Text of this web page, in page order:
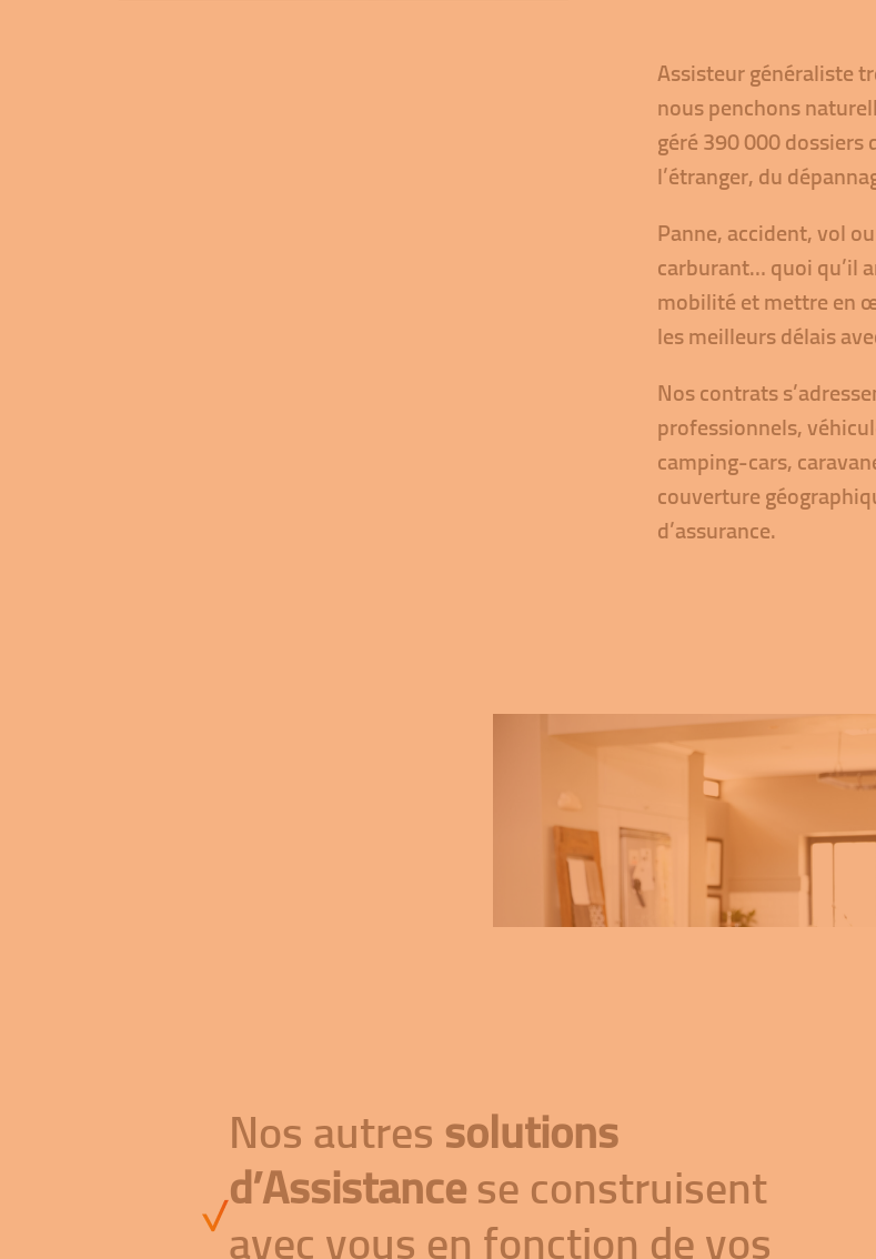
Assisteur généraliste
nous penchons
géré 390 000 dossiers
l’étranger, du
Panne, accident, vol
carburant… quoi qu’il
mobilité et mettre en
les meilleurs délais
Nos contrats
professionnels,
camping-cars,
couverture
d’assurance.
Nos autressolutions
d’Assistancese construisent